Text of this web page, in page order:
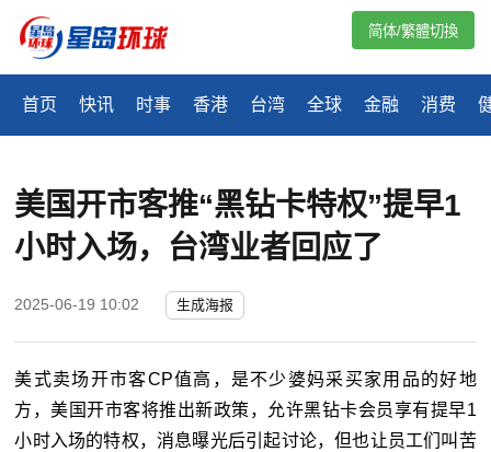
首页 快讯 时事 香港 台湾 全球 金融 消费
简体/繁體切換
美国开市客推“黑钻卡特权”提早1
小时入场，台湾业者回应了
2025-06-19 10:02 生成海报
美式卖场开市客CP值高，是不少婆妈采买家用品的好地
方，美国开市客将推出新政策，允许黑钻卡会员享有提早1
小时入场的特权，消息曝光后引起讨论，但也让员工们叫苦